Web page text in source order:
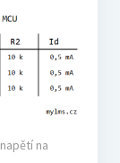
na